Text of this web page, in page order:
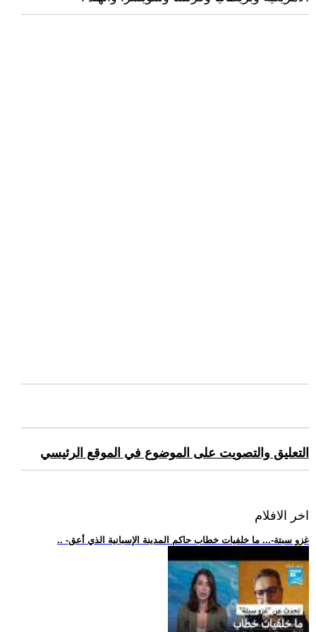
التعليق والتصويت على الموضوع في الموقع الرئيسي
اخر الافلام
.. -غزو سبتة-... ما خلفيات خطاب حاكم المدينة الإسبانية الذي أعق